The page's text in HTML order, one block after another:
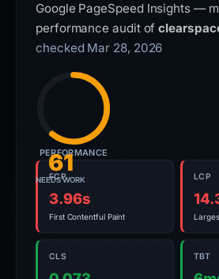
Google PageSpeed Insights —
performance audit of
checked Mar 28, 2026
61
NEEDS WORK
PERFORMANCE
FCP
3.96s
First Contentful Paint
LCP
CLS TBT